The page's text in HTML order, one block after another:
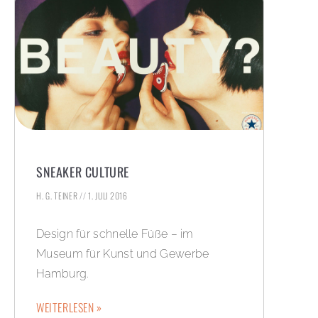
SNEAKER CULTURE
H. G. TEINER 1. JULI 2016
Design für schnelle Füße – im
Museum für Kunst und Gewerbe
Hamburg.
WEITERLESEN »